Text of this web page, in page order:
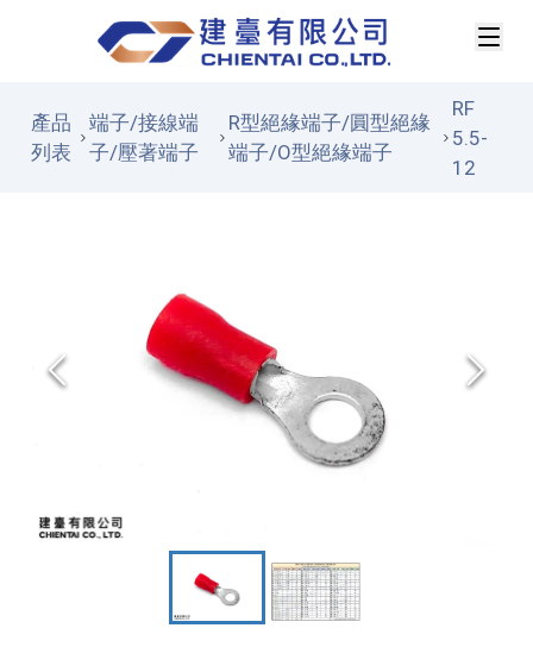
產品
列表
端子/接線端
子/壓著端子
R型絕緣端子/圓型絕緣
端子/O型絕緣端子
RF
5.5-
12